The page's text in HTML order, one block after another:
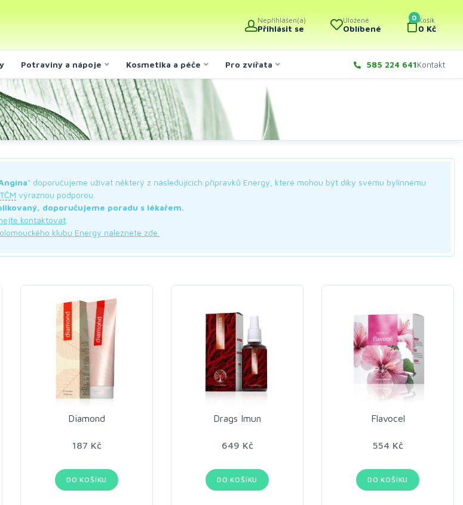
Nepřihlášen(a)
Přihlásit se
Uložené
Oblíbené
0 Košík
0 Kč
Potraviny a nápoje Kosmetika a péče Pro zvířata 585 224 641Kontakt
" doporučujeme užívat některý z následujících přípravků Energy, které mohou být díky svému bylinnému
TČM výraznou podporou.
doporučujeme poradu s lékařem.
kontaktovat
klubu Energy naleznete zde.
Diamond
187 Kč
DO KOŠÍKU
Drags Imun
649 Kč
DO KOŠÍKU
Flavocel
554 Kč
DO KOŠÍKU